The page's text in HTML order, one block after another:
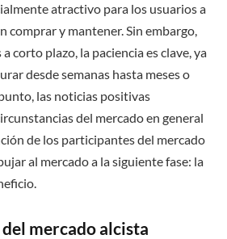
atractivo para los usuarios a
comprar y mantener. Sin embargo,
corto plazo, la paciencia es clave, ya
desde semanas hasta meses o
las noticias positivas
del mercado en general
de los participantes del mercado
al mercado a la siguiente fase: la
del mercado alcista